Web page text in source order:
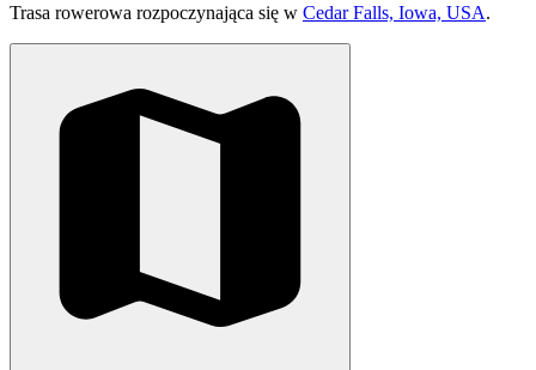
Trasa rowerowa rozpoczynająca się w Cedar Falls, Iowa, USA.